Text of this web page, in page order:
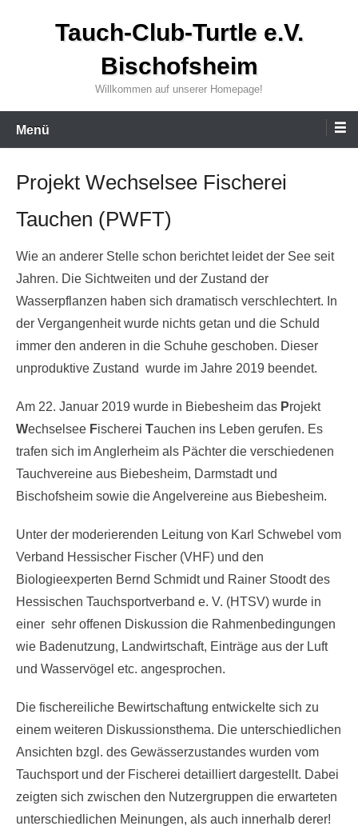
Tauch-Club-Turtle e.V.
Bischofsheim
Willkommen auf unserer Homepage!
Menü
Projekt Wechselsee Fischerei
Tauchen (PWFT)
Wie an anderer Stelle schon berichtet leidet der See seit
Jahren. Die Sichtweiten und der Zustand der
Wasserpflanzen haben sich dramatisch verschlechtert. In
der Vergangenheit wurde nichts getan und die Schuld
immer den anderen in die Schuhe geschoben. Dieser
unproduktive Zustand wurde im Jahre 2019 beendet.
Am 22. Januar 2019 wurde in Biebesheim das Projekt
Wechselsee Fischerei Tauchen ins Leben gerufen. Es
trafen sich im Anglerheim als Pächter die verschiedenen
Tauchvereine aus Biebesheim, Darmstadt und
Bischofsheim sowie die Angelvereine aus Biebesheim.
Unter der moderierenden Leitung von Karl Schwebel vom
Verband Hessischer Fischer (VHF) und den
Biologieexperten Bernd Schmidt und Rainer Stoodt des
Hessischen Tauchsportverband e. V. (HTSV) wurde in
einer sehr offenen Diskussion die Rahmenbedingungen
wie Badenutzung, Landwirtschaft, Einträge aus der Luft
und Wasservögel etc. angesprochen.
Die fischereiliche Bewirtschaftung entwickelte sich zu
einem weiteren Diskussionsthema. Die unterschiedlichen
Ansichten bzgl. des Gewässerzustandes wurden vom
Tauchsport und der Fischerei detailliert dargestellt. Dabei
zeigten sich zwischen den Nutzergruppen die erwarteten
unterschiedlichen Meinungen, als auch innerhalb derer!